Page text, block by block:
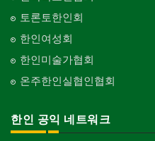
토론토한인회
한인여성회
한인미술가협회
온주한인실협인협회
한인 공익 네트워크